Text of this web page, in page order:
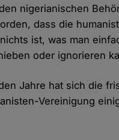
nigerianischen
dass die
ist, was man
oder ignorieren
Jahre hat sich die
Vereinigung